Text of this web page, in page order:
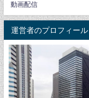
動画配信
運営者のプロフィール